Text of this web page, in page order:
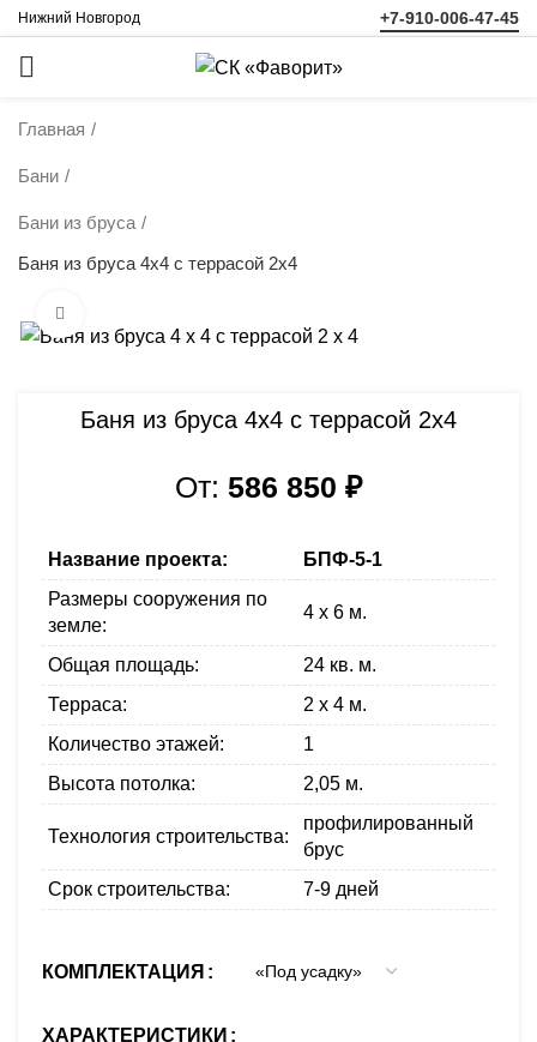
Нижний Новгород +7-910-006-47-45
Главная
Бани
Бани из бруса
Баня из бруса 4х4 с террасой 2х4
Баня из бруса 4х4 с террасой 2х4
От: 586 850 ₽
Название проекта:
БПФ-5-1
Размеры сооружения по
земле:
4 x 6 м.
Общая площадь:
24 кв. м.
Терраса:
2 х 4 м.
Количество этажей:
1
Высота потолка:
2,05 м.
Технология строительства:
профилированный
брус
Срок строительства:
7-9 дней
КОМПЛЕКТАЦИЯ
ХАРАКТЕРИСТИКИ